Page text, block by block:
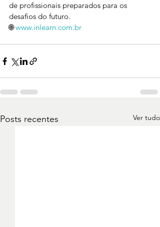
de profissionais preparados para os
desafios do futuro.
🌐 www.inlearn.com.br
Posts recentes Ver tudo